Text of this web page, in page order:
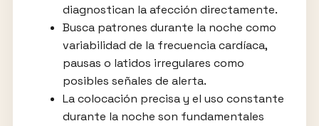
diagnostican la afección directamente.
Busca patrones durante la noche como
variabilidad de la frecuencia cardíaca,
pausas o latidos irregulares como
posibles señales de alerta.
La colocación precisa y el uso constante
durante la noche son fundamentales